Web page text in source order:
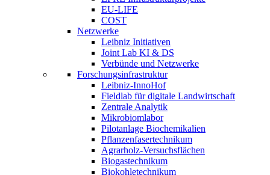
EU-LIFE
COST
Netzwerke
Leibniz Initiativen
Joint Lab KI & DS
Verbünde und Netzwerke
Forschungsinfrastruktur
Leibniz-InnoHof
Fieldlab für digitale Landwirtschaft
Zentrale Analytik
Mikrobiomlabor
Pilotanlage Biochemikalien
Pflanzenfasertechnikum
Agrarholz-Versuchsflächen
Biogastechnikum
Biokohletechnikum